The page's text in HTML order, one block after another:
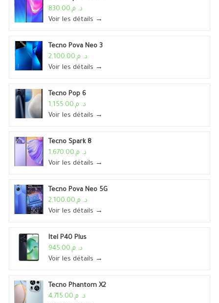
د. م.830.00
Voir les détails →
Tecno Pova Neo 3
د. م.2,100.00
Voir les détails →
Tecno Pop 6
د. م.1,155.00
Voir les détails →
Tecno Spark 8
د. م.1,670.00
Voir les détails →
Tecno Pova Neo 5G
د. م.2,100.00
Voir les détails →
Itel P40 Plus
د. م.945.00
Voir les détails →
Tecno Phantom X2
د. م.4,715.00